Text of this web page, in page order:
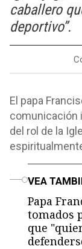
caballero
deportivo”.
El papa
comunicación
del rol de la
VEA
Papa
tomados
que